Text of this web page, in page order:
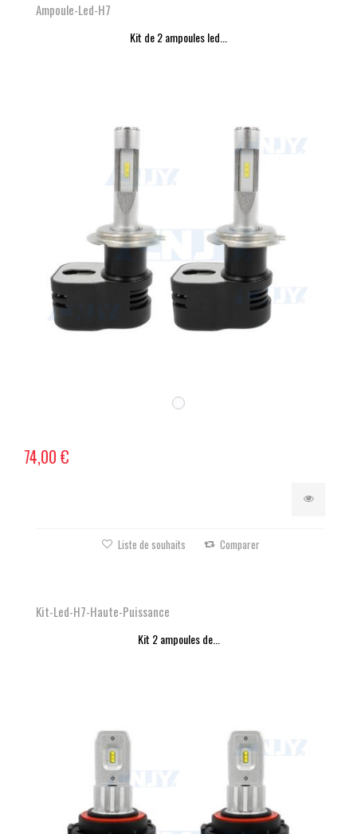
Ampoule-Led-H7
Kit de 2 ampoules led...
74,00 €
Liste de souhaits Comparer
Kit-Led-H7-Haute-Puissance
Kit 2 ampoules de...